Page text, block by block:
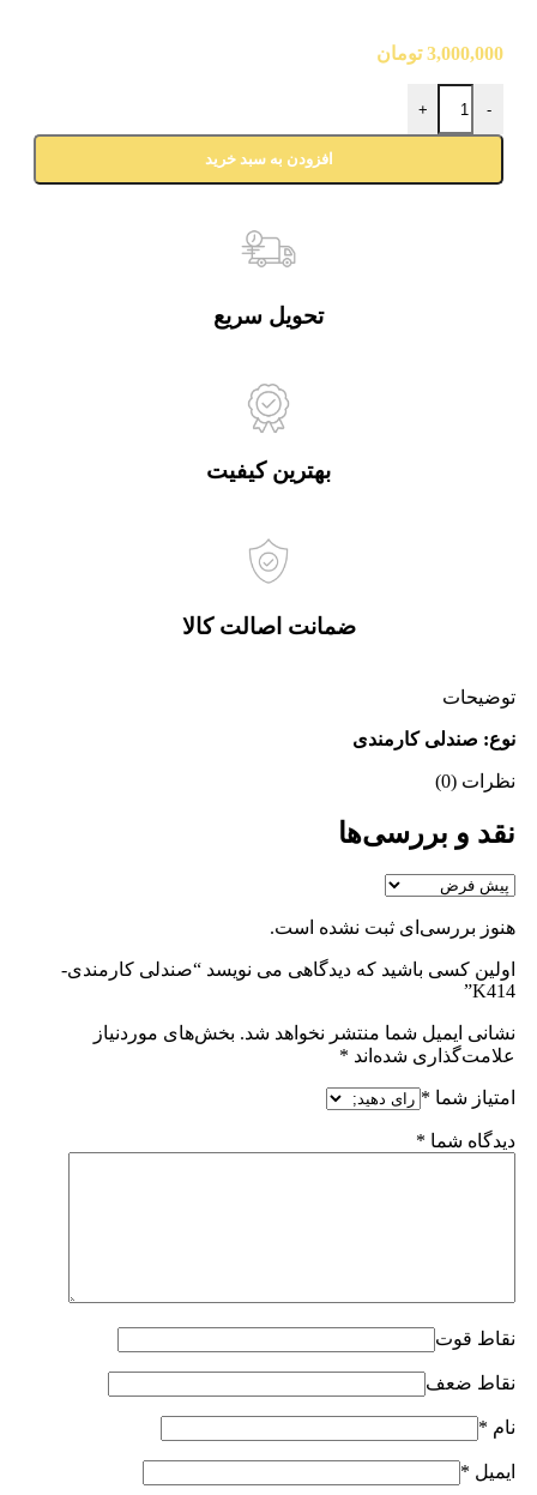
3,000,000 تومان
-
+
افزودن به سبد خرید
تحویل سریع
بهترین کیفیت
ضمانت اصالت کالا
توضیحات
نوع: صندلی کارمندی
نظرات (0)
نقد و بررسی‌ها
هنوز بررسی‌ای ثبت نشده است.
اولین کسی باشید که دیدگاهی می نویسد “صندلی کارمندی-
K414”
نشانی ایمیل شما منتشر نخواهد شد. بخش‌های موردنیاز
علامت‌گذاری شده‌اند *
امتیاز شما *
دیدگاه شما *
نقاط قوت
نقاط ضعف
نام *
ایمیل *